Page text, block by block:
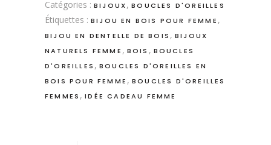
Catégories : BIJOUX,BOUCLES D'OREILLES
Étiquettes : BIJOU EN BOIS POUR FEMME ,
BIJOU EN DENTELLE DE BOIS ,BIJOUX
NATURELS FEMME , BOIS , BOUCLES
D'OREILLES , BOUCLES D'OREILLES EN
BOIS POUR FEMME , BOUCLES D'OREILLES
FEMMES ,IDÉE CADEAU FEMME